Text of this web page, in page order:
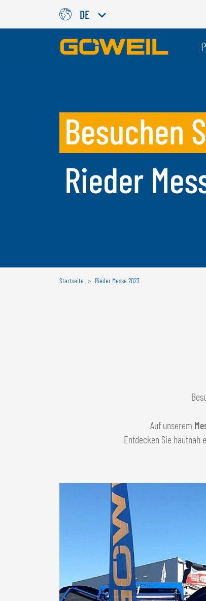
DE
Wählen Sie Ihre
DEUTSCH
ENGLISH
FRANÇAIS
NEDERLANDS
ESPAÑOL
POLSKI
ČESKÝ
Besuchen
Rieder
Startseite Rieder Messe 2023
Auf unserem
Entdecken Sie hautnah